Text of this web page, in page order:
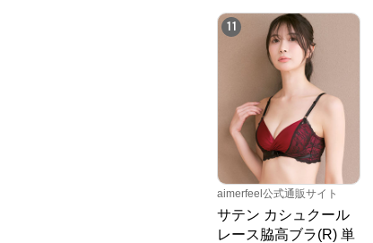
11
aimerfeel公式通販サイト
サテン カシュクール
レース脇高ブラ(R) 単